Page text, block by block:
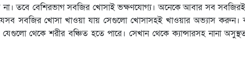
তবে বেশিরভাগ সবজির খোসাই ভক্ষণযোগ্য। অনেকে আবার সব
সবজির খোসা খাওয়া যায় সেগুলো খোসাসহই খাওয়ার অভ্যাস করুন।
থেকে শরীর বঞ্চিত হতে পারে। সেখান থেকে ক্যান্সারসহ নানা